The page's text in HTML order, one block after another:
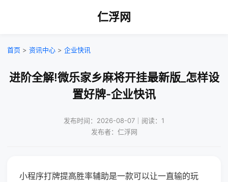
仁浮网
首页 > 资讯中心 > 企业快讯
进阶全解!微乐家乡麻将开挂最新版_怎样设
置好牌-企业快讯
发布时间：2026-08-07｜阅读：1
发布者：仁浮网
小程序打牌提高胜率辅助是一款可以让一直输的玩